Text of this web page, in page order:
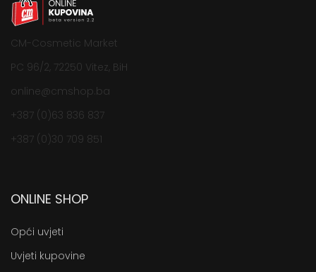
CM-Cosmetic Market
PC 96/2, 72250 Vitez, BiH
online@cmshop.ba
+387 (0)63 836 837
+387 (0)30 709 851
ONLINE SHOP
Opći uvjeti
Uvjeti kupovine